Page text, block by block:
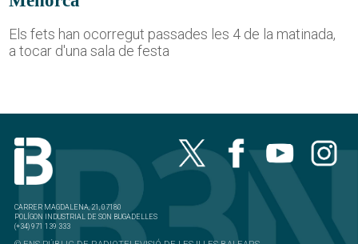
Els fets han ocorregut passades les 4 de la matinada,
a tocar d'una sala de festa
CARRER MAGDALENA, 21, 07180
POLÍGON INDUSTRIAL DE SON BUGADELLES
(+34) 971 139 333